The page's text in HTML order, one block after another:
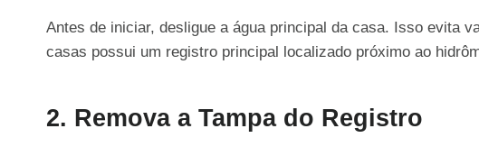
Antes de iniciar, desligue a água principal da casa. Isso evita
casas possui um registro principal localizado próximo ao
2. Remova a Tampa do Registro